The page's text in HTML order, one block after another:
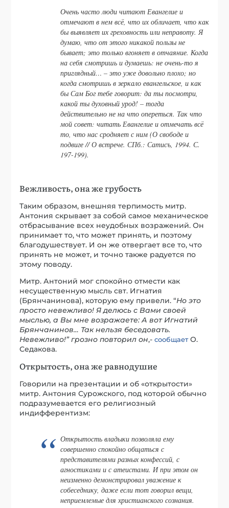
Очень часто люди читают Евангелие и
отмечают в нем всё, что их обличает, что как
бы выявляет их греховность или неправоту. Я
думаю, что от этого никакой пользы не
бывает; это только вгоняет в отчаяние. Когда
на себя смотришь и думаешь: не очень-то я
приглядный… – это уже довольно плохо; но
когда смотришь в зеркало евангельское, и как
бы Сам Бог тебе говорит: да ты посмотри,
какой ты духовный урод! – тогда
действительно не на что опереться. Так что
мой совет: читать Евангелие и отмечать всё
то, что нас сродняет с ним (О свободе и
подвиге // О встрече. СПб.: Сатисъ, 1994. С.
197-199).
Вежливость, она же грубость
Таким образом, внешняя терпимость митр.
Антония скрывает за собой самое механическое
отбрасывание всех неудобных возражений. Он
принимает то, что может принять, и поэтому
благодушествует. И он же отвергает все то, что
принять не может, и точно также радуется по
этому поводу.
Митр. Антоний мог спокойно отмести как
несущественную мысль свт. Игнатия
(Брянчанинова), которую ему привели. “Но это
просто невежливо! Я делюсь с Вами своей
мыслью, а Вы мне возражаете: А вот Игнатий
Брянчанинов… Так нельзя беседовать.
Невежливо!” грозно повторил он,-сообщаетО.
Седакова.
Открытость, она же равнодушие
Говорили на презентации и об «открытости»
митр. Антония Сурожского, под которой обычно
подразумевается его религиозный
индифферентизм:
Открытость владыки позволяла ему
совершенно спокойно общаться с
представителями разных конфессий, с
агностиками и с атеистами. И при этом он
неизменно демонстрировал уважение к
собеседнику, даже если тот говорил вещи,
неприемлемые для христианского сознания.